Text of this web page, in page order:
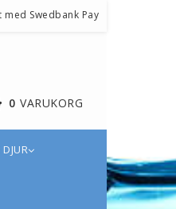
med Swedbank Pay
0 VARUKORG
DJUR